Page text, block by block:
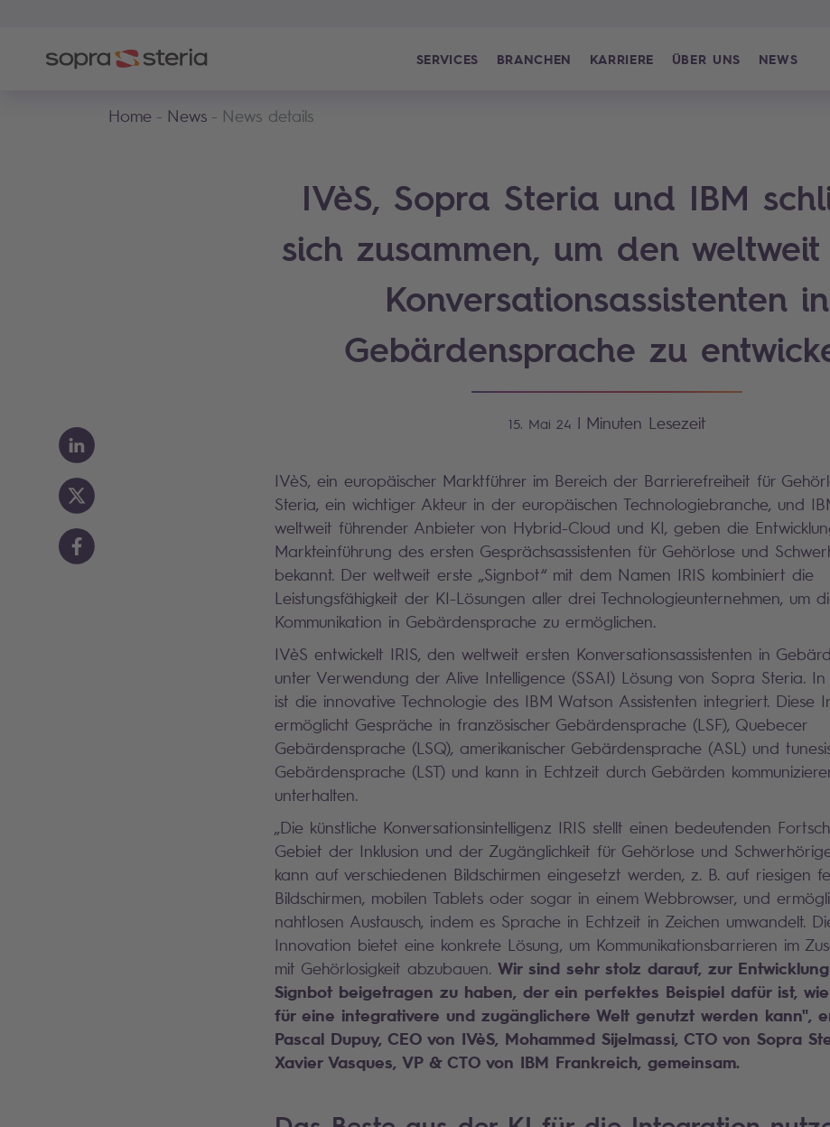
SERVICES BRANCHEN KARRIERE ÜBER UNS NEWS
Home News News details
IVèS, Sopra Steria und IBM
sich zusammen, um den
Konversationsassistenten in
Gebärdensprache zu
15. Mai 24 | Minuten Lesezeit
IVèS, ein europäischer Marktführer im Bereich der Barrierefreiheit für
Steria, ein wichtiger Akteur in der europäischen Technologiebranche, und
weltweit führender Anbieter von Hybrid-Cloud und KI, geben die
Markteinführung des ersten Gesprächsassistenten für Gehörlose und
bekannt. Der weltweit erste „Signbot“ mit dem Namen IRIS kombiniert die
Leistungsfähigkeit der KI-Lösungen aller drei Technologieunternehmen, um
Kommunikation in Gebärdensprache zu ermöglichen.
IVèS entwickelt IRIS, den weltweit ersten Konversationsassistenten in
unter Verwendung der Alive Intelligence (SSAI) Lösung von Sopra Steria. In
ist die innovative Technologie des IBM Watson Assistenten integriert. Diese
ermöglicht Gespräche in französischer Gebärdensprache (LSF), Quebecer
Gebärdensprache (LSQ), amerikanischer Gebärdensprache (ASL) und
Gebärdensprache (LST) und kann in Echtzeit durch Gebärden
unterhalten.
„Die künstliche Konversationsintelligenz IRIS stellt einen bedeutenden
Gebiet der Inklusion und der Zugänglichkeit für Gehörlose und
kann auf verschiedenen Bildschirmen eingesetzt werden, z. B. auf riesigen
Bildschirmen, mobilen Tablets oder sogar in einem Webbrowser, und
nahtlosen Austausch, indem es Sprache in Echtzeit in Zeichen umwandelt.
Innovation bietet eine konkrete Lösung, um Kommunikationsbarrieren im
mit Gehörlosigkeit abzubauen. Wir sind sehr stolz darauf, zur
Signbot beigetragen zu haben, der ein perfektes Beispiel dafür ist,
für eine integrativere und zugänglichere Welt genutzt werden kann",
Pascal Dupuy, CEO von IVèS, Mohammed Sijelmassi, CTO von Sopra
Xavier Vasques, VP & CTO von IBM Frankreich, gemeinsam.